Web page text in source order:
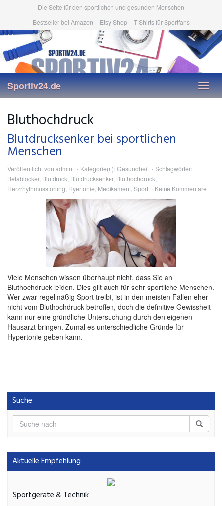
content
Die Seite für den sportlichen und gesunden Menschen
Bestseller bei Amazon
Etsy-Shop T-Shirts für Sportfans
Sportiv24.de
Bluthochdruck
Blutdrucksenker bei sportlichen
Menschen
Veröffentlicht von admin Kategorie(n):Gesundheit
Schlagwörter:
Betablocker, Blutdruck, Blutdrucksenker, Bluthochdruck,
Herzrhythmusstörung, Hyertonie, Medikament, Sport Keine Kommentare
Viele Menschen wissen überhaupt nicht, dass Sie an
Bluthochdruck leiden. Dies gilt auch für sehr sportliche Menschen.
Wer zwar regelmäßig Sport treibt, ist in den meisten Fällen eher
nicht vom Bluthochdruck betroffen, doch die definitive Gewissheit
kann nur eine gründliche Untersuchung durch den eigenen
Hausarzt bringen. Zumal es unterschiedliche Gründe für
Hypertonie geben kann.
Suche
Aktuelle Empfehlung
Sportgeräte & Technik